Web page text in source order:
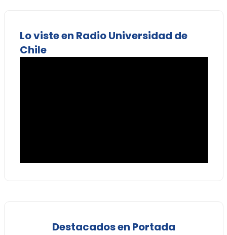
Lo viste en Radio Universidad de
Chile
Destacados en Portada